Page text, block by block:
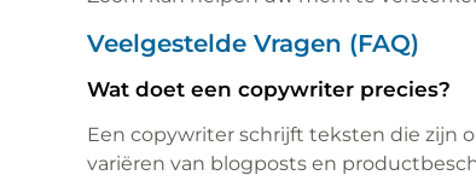
Veelgestelde Vragen (FAQ)
Wat doet een copywriter precies?
Een copywriter schrijft teksten die zijn
variëren van blogposts en